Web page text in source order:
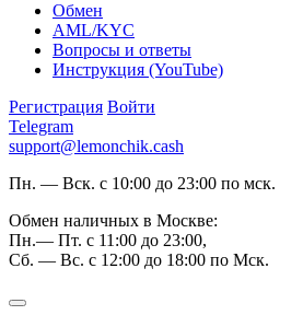
Обмен
AML/KYC
Вопросы и ответы
Инструкция (YouTube)
Регистрация Войти
Telegram
support@lemonchik.cash
Пн. — Вск. с 10:00 до 23:00 по мск.
Обмен наличных в Москве:
Пн.— Пт. с 11:00 до 23:00,
Сб. — Вс. с 12:00 до 18:00 по Мск.